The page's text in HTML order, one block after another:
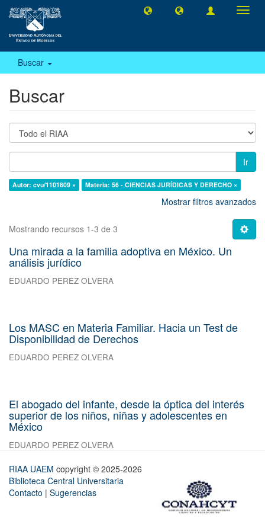
Buscar
Buscar
Ir
Autor: cvu/1101809 × Materia: 56 - CIENCIAS JURÍDICAS Y DERECHO ×
Mostrar filtros avanzados
Mostrando recursos 1-3 de 3
Una mirada a la familia adoptiva en México. Un
análisis jurídico
EDUARDO PEREZ OLVERA
Los MASC en Materia Familiar. Hacia un Test de
Disponibilidad de Derechos
EDUARDO PEREZ OLVERA
El abogado del infante, desde la óptica del interés
superior de los niños, niñas y adolescentes en
México
EDUARDO PEREZ OLVERA
RIAA UAEM copyright © 2025-2026
Biblioteca Central Universitaria
Contacto | Sugerencias